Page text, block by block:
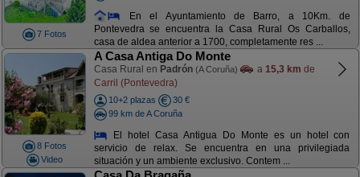
7 Fotos
En el Ayuntamiento de Barro, a 10Km. de
Pontevedra se encuentra la Casa Rural Os Carballos,
casa de aldea anterior a 1700, completamente res ...
8 Fotos
Video
A Casa Antiga Do Monte
Casa Rural en Padrón (A Coruña) a 15,3 km de
Carril (Pontevedra)
10+2 plazas
30 €
99 km de A Coruña
El hotel Casa Antigua Do Monte es un hotel con
servicio de relax. Se encuentra en una privilegiada
situación y un ambiente exclusivo. Contem ...